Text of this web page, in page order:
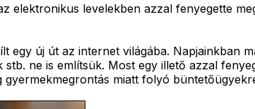
elektronikus levelekben azzal fenyegette
egy új út az internet világába. Napjainkban
ne is említsük. Most egy illető azzal
miatt folyó